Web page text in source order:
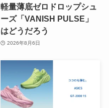
軽量薄底ゼロドロップシュ
ーズ「VANISH PULSE」
はどうだろう
2026年8月6日